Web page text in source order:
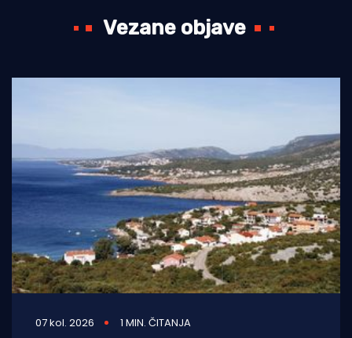
Vezane objave
07 kol. 2026 1 MIN. ČITANJA